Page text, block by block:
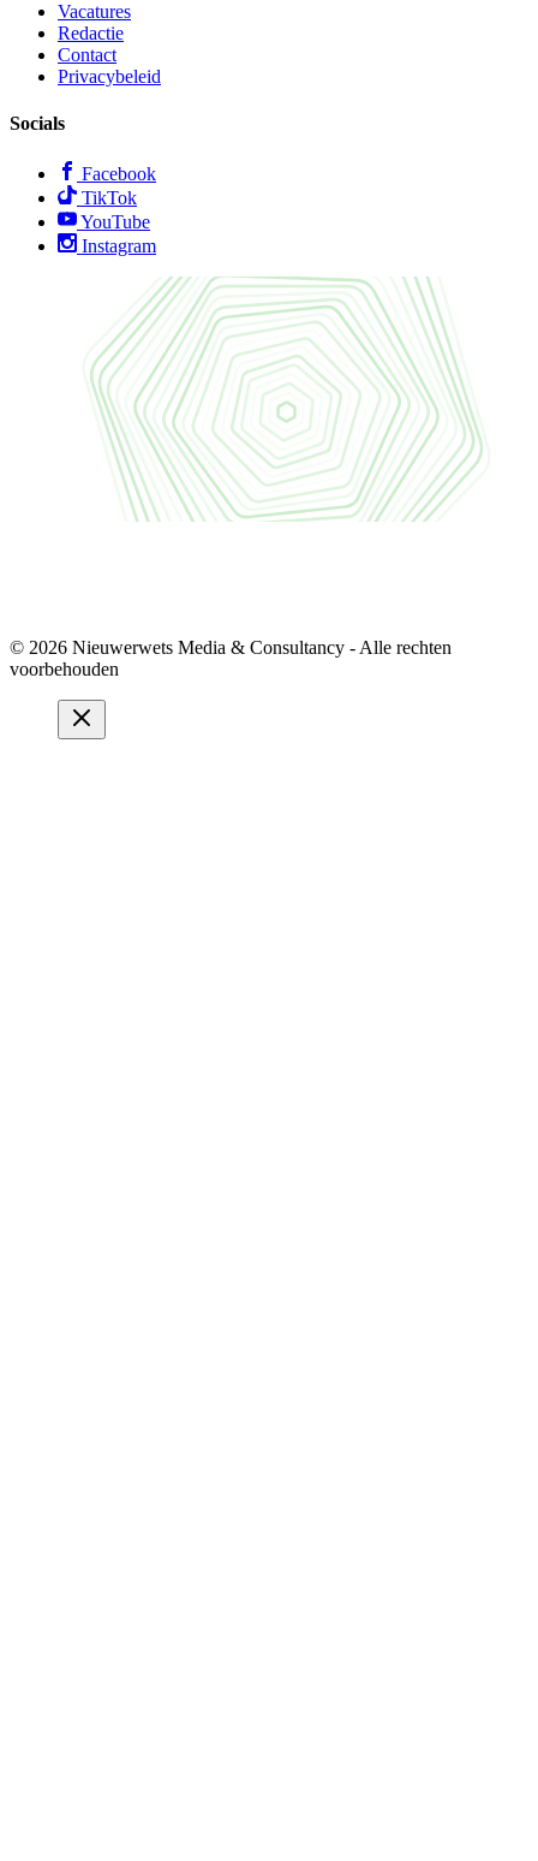
Vacatures
Redactie
Contact
Privacybeleid
Socials
Facebook
TikTok
YouTube
Instagram
© 2026 Nieuwerwets Media & Consultancy - Alle rechten
voorbehouden